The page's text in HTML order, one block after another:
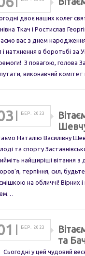
двоє наших колег
Ткач і Ростислав
вас з днем
і натхнення в боротьбі за
З повагою, голова
виконавчий комітет
БЕР. 2023
Наталію Василівну
та спорту
найщиріші вітання
терпіння, сил,
на обличчі! Вірних
БЕР. 2023
та
у цей чудовий